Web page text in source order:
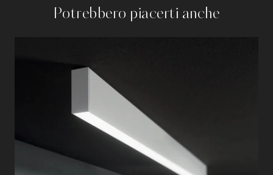
Potrebbero piacerti anche